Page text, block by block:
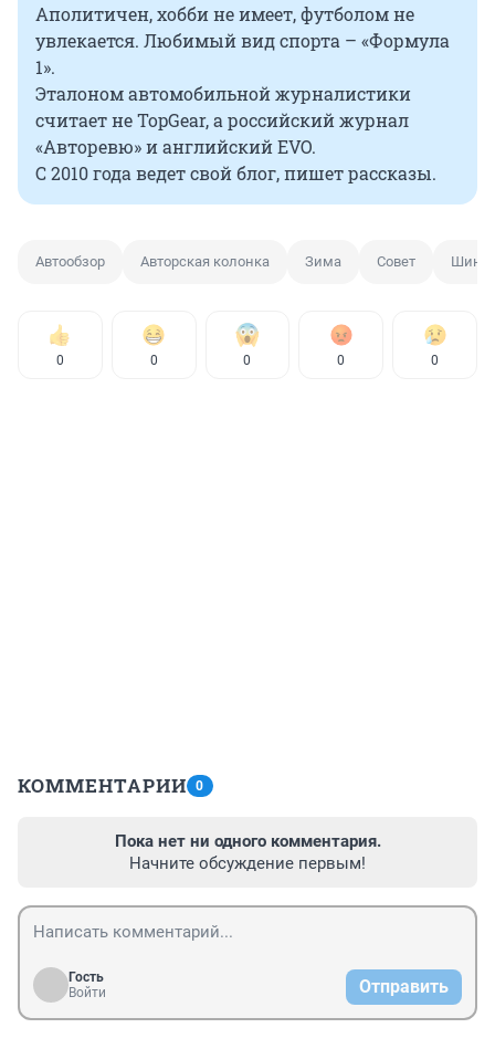
Аполитичен, хобби не имеет, футболом не
увлекается. Любимый вид спорта – «Формула
1».
Эталоном автомобильной журналистики
считает не TopGear, а российский журнал
«Авторевю» и английский EVO.
С 2010 года ведет свой блог, пишет рассказы.
Автообзор Авторская колонка Зима Совет Шины
0 0 0 0 0
КОММЕНТАРИИ 0
Пока нет ни одного комментария.
Начните обсуждение первым!
Гость
Войти
Отправить